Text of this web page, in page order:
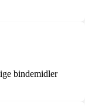
bindemidler